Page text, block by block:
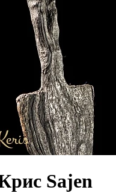
Sajen